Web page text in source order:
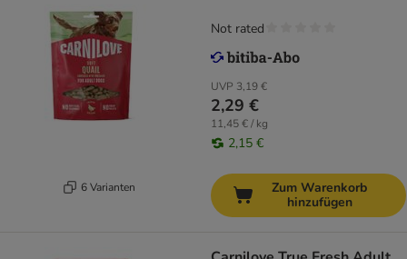
6 Varianten
UVP 3,19 €
2,29 €
11,45 € / kg
2,15 €
Not rated
Zum Warenkorb
hinzufügen